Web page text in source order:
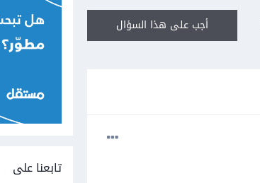
أجب على هذا السؤال
تابعنا على